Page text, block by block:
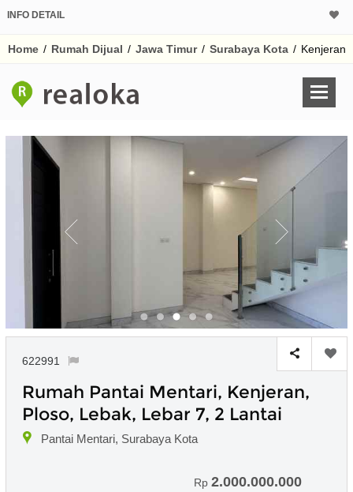
INFO DETAIL
Home / Rumah Dijual / Jawa Timur / Surabaya Kota / Kenjeran
622991
Rumah Pantai Mentari, Kenjeran,
Ploso, Lebak, Lebar 7, 2 Lantai
Pantai Mentari, Surabaya Kota
Rp 2.000.000.000
Harga Rp
Untuk hasil simulasi
pada kotak-
Simpan